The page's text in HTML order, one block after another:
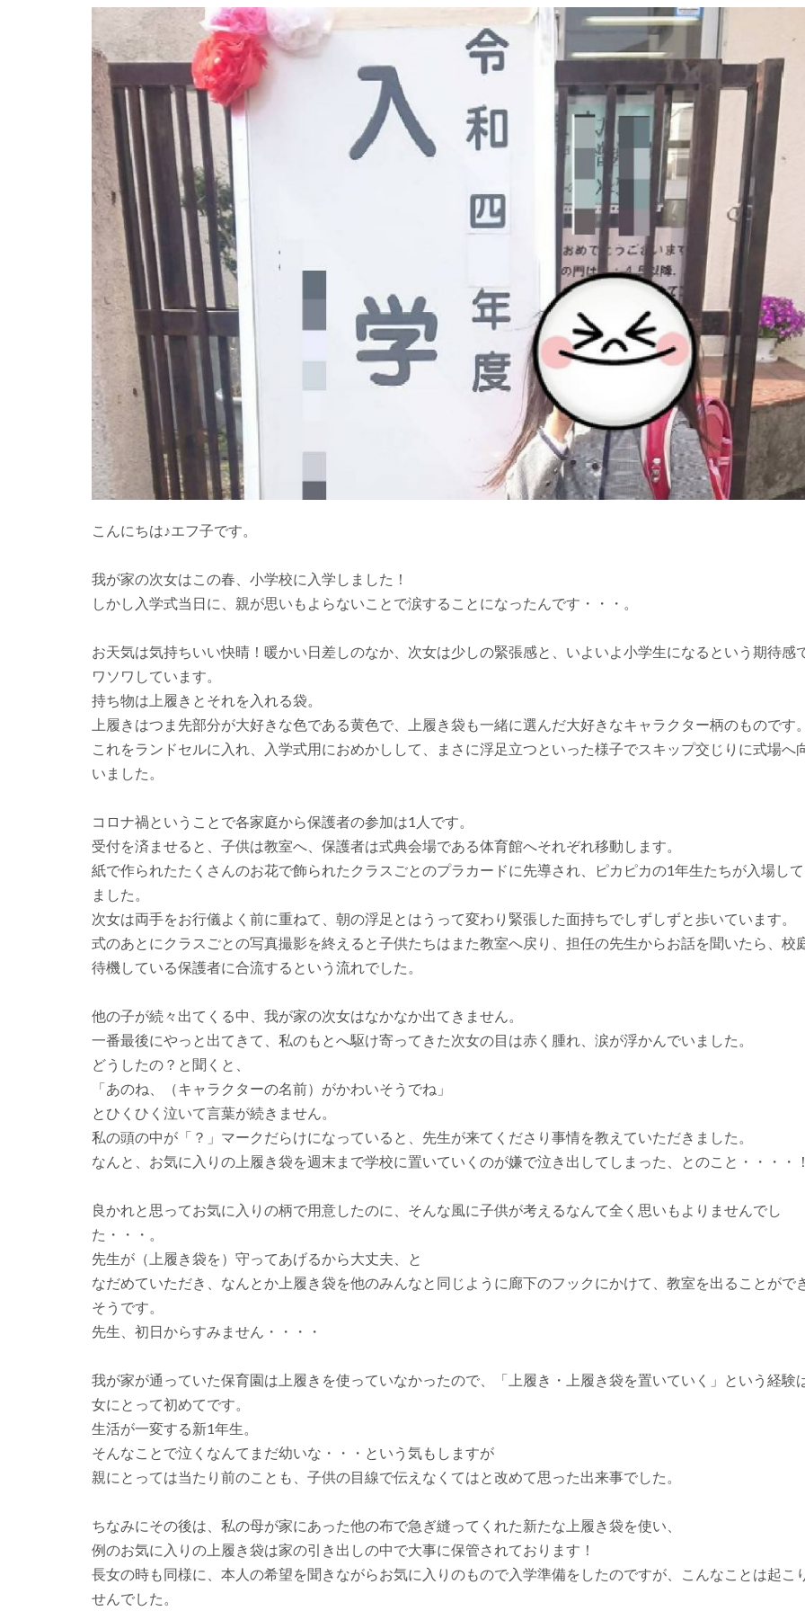
こんにちは♪エフ子です。
我が家の次女はこの春、小学校に入学しました！
しかし入学式当日に、親が思いもよらないことで涙することになったんです・・・。
お天気は気持ちいい快晴！暖かい日差しのなか、次女は少しの緊張感と、いよいよ小学生になるという期待感
ワソワしています。
持ち物は上履きとそれを入れる袋。
上履きはつま先部分が大好きな色である黄色で、上履き袋も一緒に選んだ大好きなキャラクター柄のものです。
これをランドセルに入れ、入学式用におめかしして、まさに浮足立つといった様子でスキップ交じりに式場へ
いました。
コロナ禍ということで各家庭から保護者の参加は1人です。
受付を済ませると、子供は教室へ、保護者は式典会場である体育館へそれぞれ移動します。
紙で作られたたくさんのお花で飾られたクラスごとのプラカードに先導され、ピカピカの1年生たちが入場して
ました。
次女は両手をお行儀よく前に重ねて、朝の浮足とはうって変わり緊張した面持ちでしずしずと歩いています。
式のあとにクラスごとの写真撮影を終えると子供たちはまた教室へ戻り、担任の先生からお話を聞いたら、校
待機している保護者に合流するという流れでした。
他の子が続々出てくる中、我が家の次女はなかなか出てきません。
一番最後にやっと出てきて、私のもとへ駆け寄ってきた次女の目は赤く腫れ、涙が浮かんでいました。
どうしたの？と聞くと、
「あのね、（キャラクターの名前）がかわいそうでね」
とひくひく泣いて言葉が続きません。
私の頭の中が「？」マークだらけになっていると、先生が来てくださり事情を教えていただきました。
なんと、お気に入りの上履き袋を週末まで学校に置いていくのが嫌で泣き出してしまった、とのこと・・・・！
良かれと思ってお気に入りの柄で用意したのに、そんな風に子供が考えるなんて全く思いもよりませんでし
た・・・。
先生が（上履き袋を）守ってあげるから大丈夫、と
なだめていただき、なんとか上履き袋を他のみんなと同じように廊下のフックにかけて、教室を出ることがで
そうです。
先生、初日からすみません・・・・
我が家が通っていた保育園は上履きを使っていなかったので、「上履き・上履き袋を置いていく」という経験
女にとって初めてです。
生活が一変する新1年生。
そんなことで泣くなんてまだ幼いな・・・という気もしますが
親にとっては当たり前のことも、子供の目線で伝えなくてはと改めて思った出来事でした。
ちなみにその後は、私の母が家にあった他の布で急ぎ縫ってくれた新たな上履き袋を使い、
例のお気に入りの上履き袋は家の引き出しの中で大事に保管されております！
長女の時も同様に、本人の希望を聞きながらお気に入りのもので入学準備をしたのですが、こんなことは起こ
せんでした。